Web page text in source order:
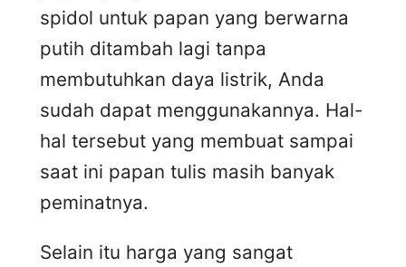
spidol untuk papan yang berwarna
putih ditambah lagi tanpa
membutuhkan daya listrik, Anda
sudah dapat menggunakannya. Hal-
hal tersebut yang membuat sampai
saat ini papan tulis masih banyak
peminatnya.
Selain itu harga yang sangat